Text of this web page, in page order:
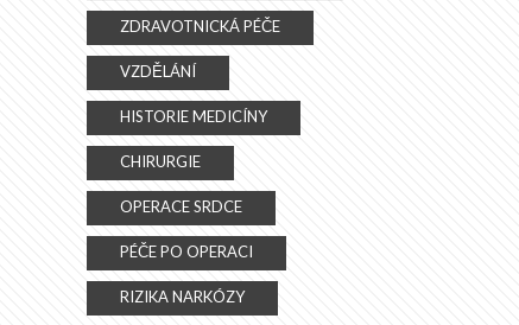
ZDRAVOTNICKÁ PÉČE
VZDĚLÁNÍ
HISTORIE MEDICÍNY
CHIRURGIE
OPERACE SRDCE
PÉČE PO OPERACI
RIZIKA NARKÓZY